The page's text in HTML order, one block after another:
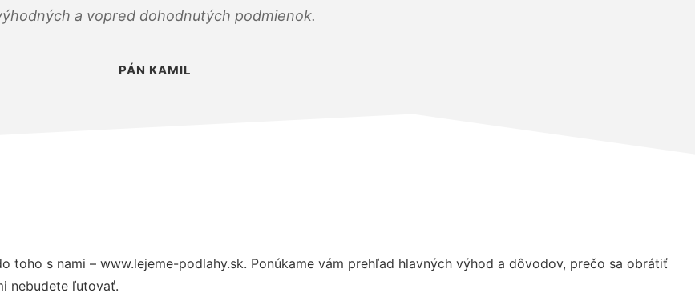
a vopred dohodnutých podmienok.
PÁN KAMIL
toho s nami – www.lejeme-podlahy.sk. Ponúkame vám prehľad hlavných výhod a dôvodov, prečo sa obrátiť
nebudete ľutovať.